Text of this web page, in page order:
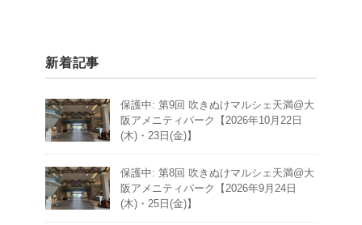
新着記事
保護中: 第9回 吹きぬけマルシェ天満@大
阪アメニティパーク【2026年10月22日
(木)・23日(金)】
保護中: 第8回 吹きぬけマルシェ天満@大
阪アメニティパーク【2026年9月24日
(木)・25日(金)】